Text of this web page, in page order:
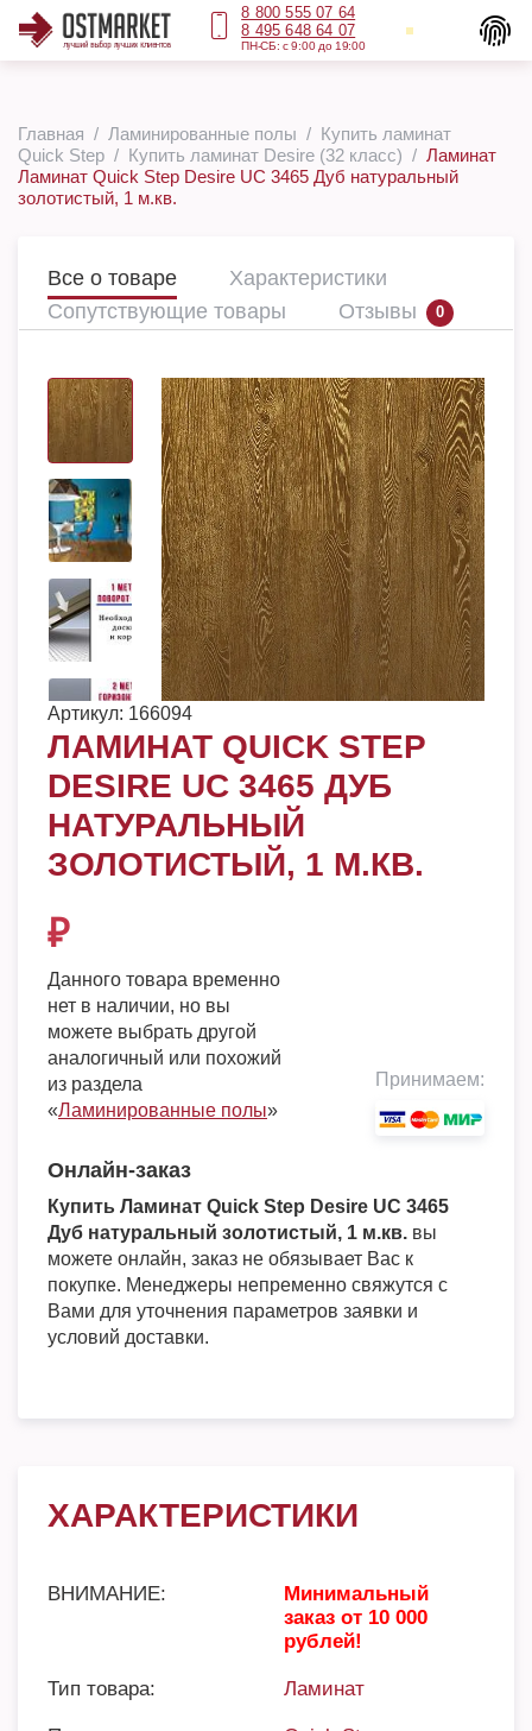
8 800 555 07 64
8 495 648 64 07
ПН-СБ: с 9:00 до 19:00
Главная Ламинированные полы
Купить ламинат
Quick Step
Купить ламинат Desire (32 класс)
Ламинат
Ламинат Quick Step Desire UC 3465 Дуб натуральный
золотистый, 1 м.кв.
Все о товаре
Характеристики
Сопутствующие товары
Отзывы 0
Артикул: 166094
ЛАМИНАТ QUICK STEP
DESIRE UC 3465 ДУБ
НАТУРАЛЬНЫЙ
ЗОЛОТИСТЫЙ, 1 М.КВ.
₽
Данного товара временно
нет в наличии, но вы
можете выбрать другой
аналогичный или похожий
из раздела
«Ламинированные полы»
Принимаем:
Онлайн-заказ
Купить Ламинат Quick Step Desire UC 3465
Дуб натуральный золотистый, 1 м.кв. вы
можете онлайн, заказ не обязывает Вас к
покупке. Менеджеры непременно свяжутся с
Вами для уточнения параметров заявки и
условий доставки.
ХАРАКТЕРИСТИКИ
ВНИМАНИЕ:
Минимальный
заказ от 10 000
рублей!
Тип товара: Ламинат